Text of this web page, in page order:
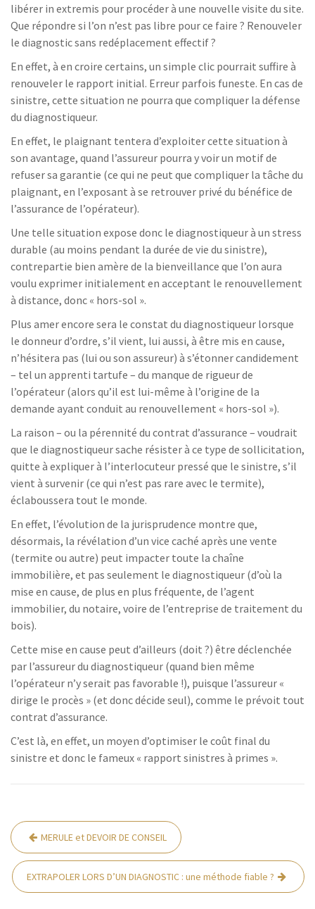
libérer in extremis pour procéder à une nouvelle visite du site.
Que répondre si l’on n’est pas libre pour ce faire ? Renouveler
le diagnostic sans redéplacement effectif ?
En effet, à en croire certains, un simple clic pourrait suffire à
renouveler le rapport initial. Erreur parfois funeste. En cas de
sinistre, cette situation ne pourra que compliquer la défense
du diagnostiqueur.
En effet, le plaignant tentera d’exploiter cette situation à
son avantage, quand l’assureur pourra y voir un motif de
refuser sa garantie (ce qui ne peut que compliquer la tâche du
plaignant, en l’exposant à se retrouver privé du bénéfice de
l’assurance de l’opérateur).
Une telle situation expose donc le diagnostiqueur à un stress
durable (au moins pendant la durée de vie du sinistre),
contrepartie bien amère de la bienveillance que l’on aura
voulu exprimer initialement en acceptant le renouvellement
à distance, donc « hors-sol ».
Plus amer encore sera le constat du diagnostiqueur lorsque
le donneur d’ordre, s’il vient, lui aussi, à être mis en cause,
n’hésitera pas (lui ou son assureur) à s’étonner candidement
– tel un apprenti tartufe – du manque de rigueur de
l’opérateur (alors qu’il est lui-même à l’origine de la
demande ayant conduit au renouvellement « hors-sol »).
La raison – ou la pérennité du contrat d’assurance – voudrait
que le diagnostiqueur sache résister à ce type de sollicitation,
quitte à expliquer à l’interlocuteur pressé que le sinistre, s’il
vient à survenir (ce qui n’est pas rare avec le termite),
éclaboussera tout le monde.
En effet, l’évolution de la jurisprudence montre que,
désormais, la révélation d’un vice caché après une vente
(termite ou autre) peut impacter toute la chaîne
immobilière, et pas seulement le diagnostiqueur (d’où la
mise en cause, de plus en plus fréquente, de l’agent
immobilier, du notaire, voire de l’entreprise de traitement du
bois).
Cette mise en cause peut d’ailleurs (doit ?) être déclenchée
par l’assureur du diagnostiqueur (quand bien même
l’opérateur n’y serait pas favorable !), puisque l’assureur «
dirige le procès » (et donc décide seul), comme le prévoit tout
contrat d’assurance.
C’est là, en effet, un moyen d’optimiser le coût final du
sinistre et donc le fameux « rapport sinistres à primes ».
MERULE et DEVOIR DE CONSEIL
EXTRAPOLER LORS D’UN DIAGNOSTIC : une méthode fiable ?